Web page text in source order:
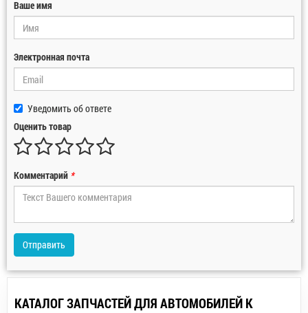
Ваше имя
Электронная почта
Уведомить об ответе
Оценить товар
Комментарий *
Отправить
КАТАЛОГ ЗАПЧАСТЕЙ ДЛЯ АВТОМОБИЛЕЙ К